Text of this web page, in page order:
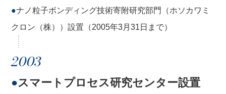
●ナノ粒子ボンディング技術寄附研究部門（ホソカワミ
クロン（株））設置（2005年3月31日まで）
2003
●スマートプロセス研究センター設置